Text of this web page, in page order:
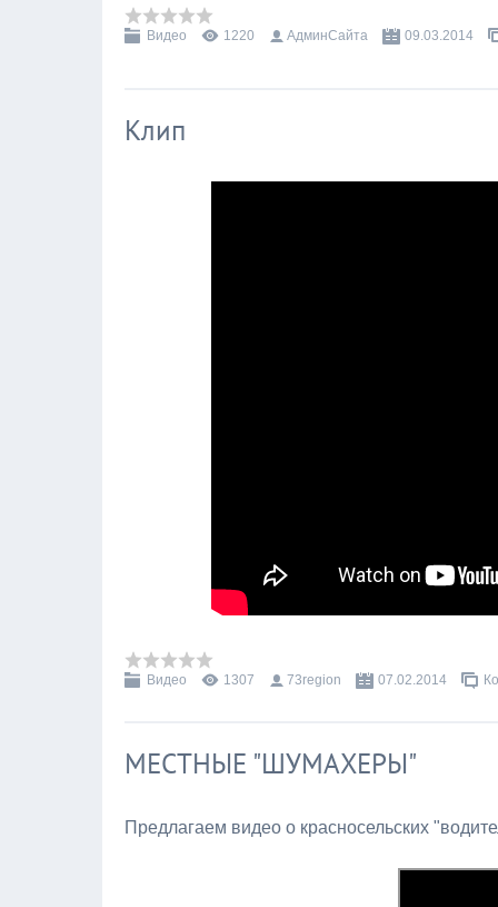
Видео 1220 АдминСайта 09.03.2014
Клип
Видео 1307 73region 07.02.2014
МЕСТНЫЕ "ШУМАХЕРЫ"
Предлагаем видео о красносельских